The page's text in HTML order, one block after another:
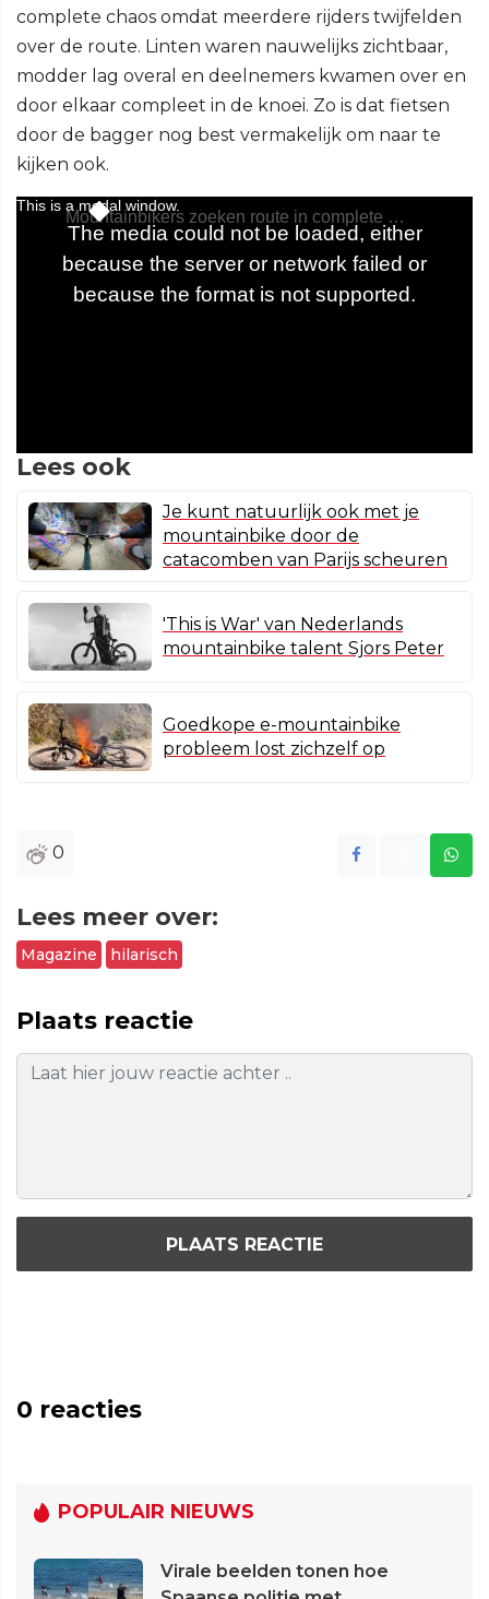
complete chaos omdat meerdere rijders twijfelden
over de route. Linten waren nauwelijks zichtbaar,
modder lag overal en deelnemers kwamen over en
door elkaar compleet in de knoei. Zo is dat fietsen
door de bagger nog best vermakelijk om naar te
kijken ook.
Lees ook
Je kunt natuurlijk ook met je
mountainbike door de
catacomben van Parijs scheuren
'This is War' van Nederlands
mountainbike talent Sjors Peter
Goedkope e-mountainbike
probleem lost zichzelf op
0
Lees meer over:
Magazine hilarisch
Plaats reactie
PLAATS REACTIE
0 reacties
POPULAIR NIEUWS
Virale beelden tonen hoe